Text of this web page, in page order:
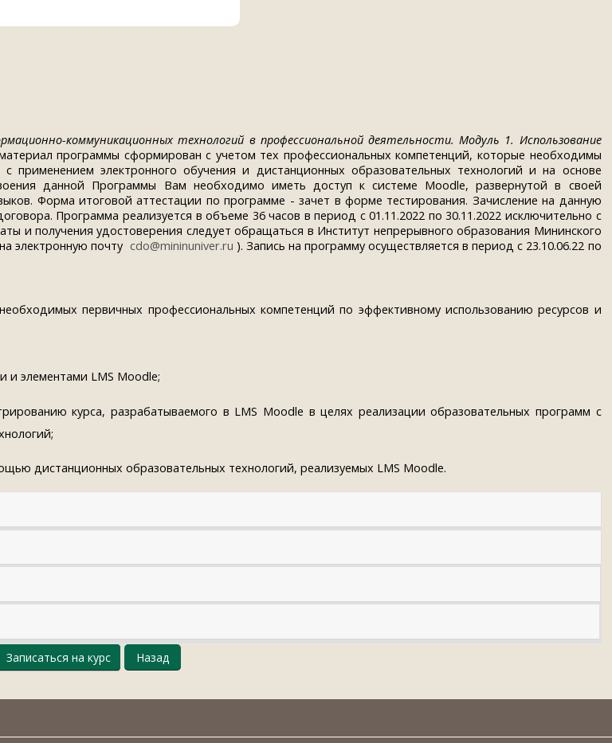
коммуникационных технологий в профессиональной деятельности. Модуль 1. Использование
программы сформирован с учетом тех профессиональных компетенций, которые необходимы
применением электронного обучения и дистанционных образовательных технологий и на основе
данной Программы Вам необходимо иметь доступ к системе Moodle, развернутой в своей
Форма итоговой аттестации по программе - зачет в форме тестирования. Зачисление на данную
Программа реализуется в объеме 36 часов в период с 01.11.2022 по 30.11.2022 исключительно с
и получения удостоверения следует обращаться в Институт непрерывного образования Мининского
электронную почту cdo@mininuniver.ru ). Запись на программу осуществляется в период с 23.10.06.22 по
первичных профессиональных компетенций по эффективному использованию ресурсов и
и элементами LMS Moodle;
курса, разрабатываемого в LMS Moodle в целях реализации образовательных программ с
дистанционных образовательных технологий, реализуемых LMS Moodle.
Записаться на курс Назад